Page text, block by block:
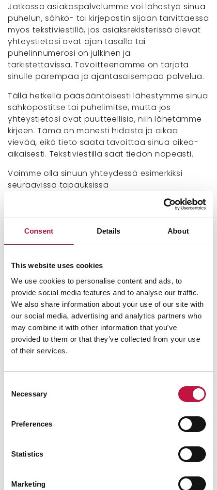
Consent Details About
This website uses cookies
We use cookies to personalise content and ads, to
provide social media features and to analyse our traffic.
We also share information about your use of our site with
our social media, advertising and analytics partners who
may combine it with other information that you’ve
provided to them or that they’ve collected from your use
of their services.
Selection
Necessary
Preferences
Statistics
Marketing
Jatkossa asiakaspalvelumme voi lähestyä sinua
puhelun, sähkö- tai kirjepostin sijaan tarvittaessa
myös tekstiviestillä, jos asiaksrekisterissä olevat
yhteystietosi ovat ajan tasalla tai
puhelinnumerosi on julkinen ja
tarkistettavissa. Tavoitteenamme on tarjota
sinulle parempaa ja ajantasaisempaa palvelua.
Tällä hetkellä pääsääntöisesti lähestymme sinua
sähköpostitse tai puhelimitse, mutta jos
yhteystietosi ovat puutteellisia, niin lähetämme
kirjeen. Tämä on monesti hidasta ja aikaa
vievää, eikä tieto saata tavoittaa sinua oikea-
aikaisesti. Tekstiviestillä saat tiedon nopeasti.
Voimme olla sinuun yhteydessä esimerkiksi
seuraavissa tapauksissa
jos jäteastian tyhjennys on toistuvasti jostain syystä
epäonnistunut.
jos jätestia on rikkoutunut tyhjennyksen aikana ja
jos jäteautonkuljettaja antaa tyhjennyskohteesta
Huolehdimme tietosuojasta
Tekstiviestin lähettäjänä näkyy aina Puhas Oy.
Emme koskaan laita tekstiviestiin yksityiskohtaisia
asiakastietoja, tunnistetietoja tai kysy lisätietoja
mainosviestejä, vaan kyseessä on aina asia, joka
edellyttää joka tapauksessa yhteydenottoa
Tekstiviesteihin ei voi vastata, joten tavoitat
meidät palveluaikana nopeimmin puhelimitse tai
chat-palvelussamme.